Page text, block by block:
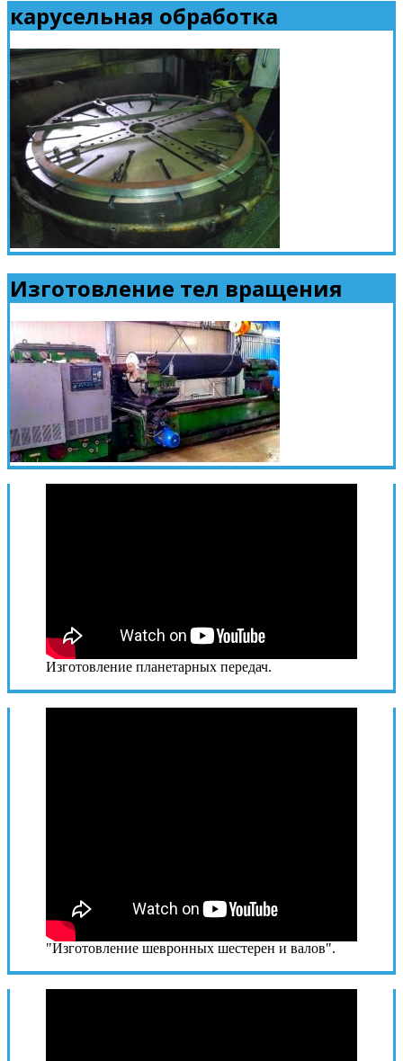
карусельная обработка
Изготовление тел вращения
Изготовление планетарных передач.
"Изготовление шевронных шестерен и валов".